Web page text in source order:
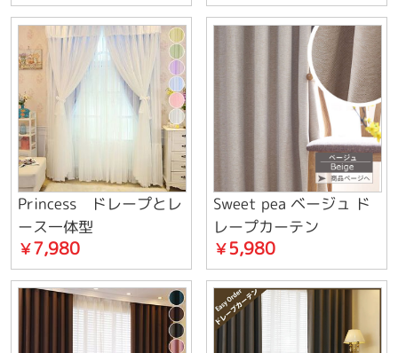
Princess ドレープとレ
ース一体型
￥7,980
Sweet pea ベージュ ド
レープカーテン
￥5,980